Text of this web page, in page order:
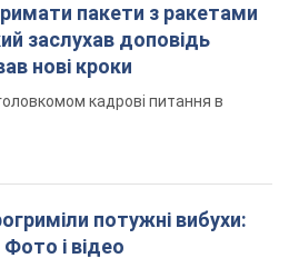
пакети з ракетами
заслухав доповідь
нові кроки
кадрові питання в
потужні вибухи:
і відео